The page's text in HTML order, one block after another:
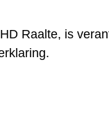
Raalte, is